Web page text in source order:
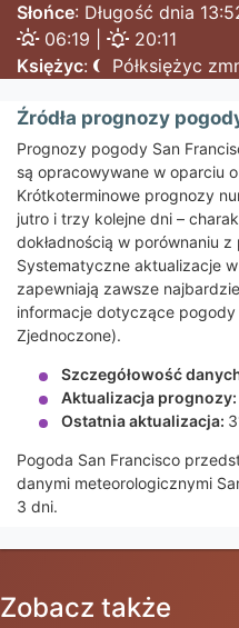
Słońce: Długość dnia
06:19 |
20:11
Księżyc: Półksiężyc
Źródła prognozy
Prognozy pogody San
są opracowywane w oparciu
Krótkoterminowe prognozy
jutro i trzy kolejne dni –
dokładnością w porównaniu
Systematyczne aktualizacje
zapewniają zawsze
informacje dotyczące pogody
Zjednoczone).
Szczegółowość
Aktualizacja prognozy:
Ostatnia aktualizacja:
Pogoda San Francisco
danymi meteorologicznymi
3 dni.
Zobacz także